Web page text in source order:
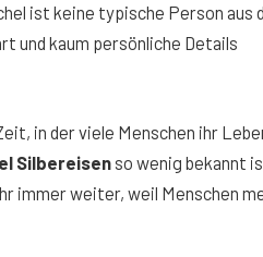
ist keine typische Person aus
und kaum persönliche Details
in der viele Menschen ihr
Silbereisenso wenig bekannt
immer weiter, weil Menschen